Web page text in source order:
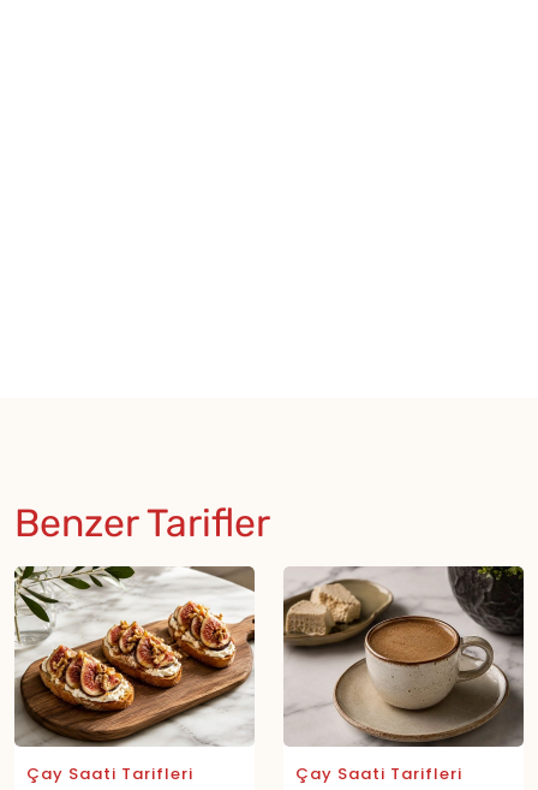
Benzer Tarifler
Çay Saati Tarifleri
Çay Saati Tarifleri